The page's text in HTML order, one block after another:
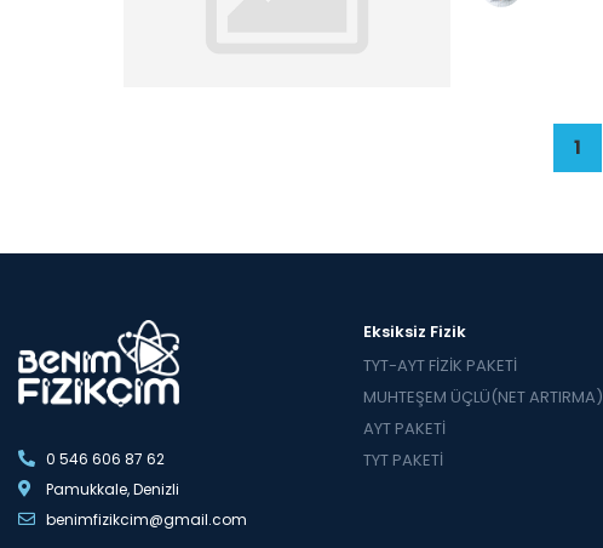
1
0 546 606 87 62
Pamukkale, Denizli
benimfizikcim@gmail.com
Eksiksiz Fizik
TYT-AYT FİZİK PAKETİ
MUHTEŞEM ÜÇLÜ(NET
AYT PAKETİ
TYT PAKETİ